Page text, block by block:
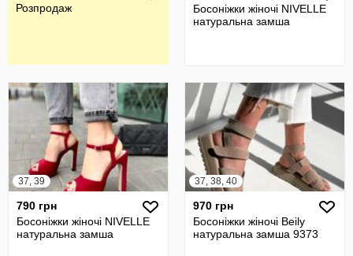
Розпродаж
Босоніжки жіночі NIVELLE
натуральна замша
37, 39
790 грн
Босоніжки жіночі NIVELLE
натуральна замша
37, 38, 40
970 грн
Босоніжки жіночі Beily
натуральна замша 9373